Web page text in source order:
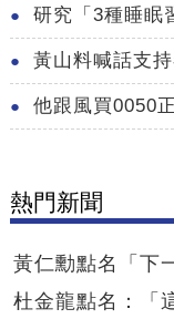
研究「3種睡眠
黃山料喊話支
他跟風買0050
熱門新聞
黃仁勳點名「下
杜金龍點名：「